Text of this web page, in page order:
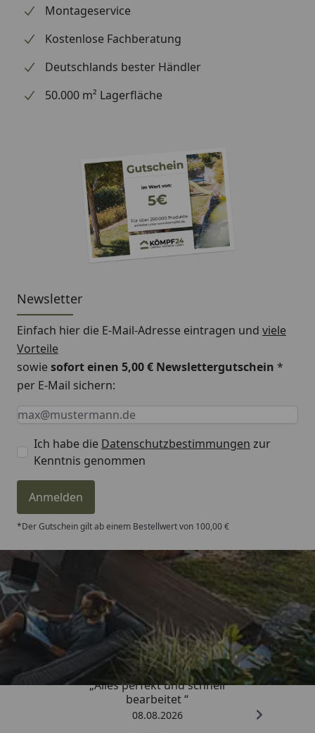
Montageservice
Kostenlose Fachberatung
Deutschlands bester Händler
50.000 m² Lagerfläche
Newsletter
Einfach hier die E-Mail-Adresse eintragen und viele
Vorteile
sowiesofort einen 5,00 € Newslettergutschein *
per E-Mail sichern:
Keine Eingabe erforderlich
Eingabe erforderlich
E-Mail *
Ich habe die Datenschutzbestimmungen zur
Kenntnis genommen
Anmelden
*Der Gutschein gilt ab einem Bestellwert von 100,00 €
Trusted Shops
4,81/ 5
„Alles perfekt und schnell
bearbeitet “
08.08.2026